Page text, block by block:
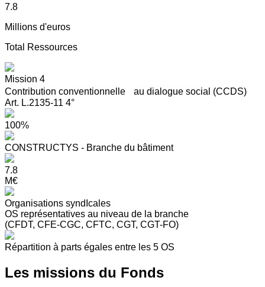
7.8
Millions d'euros
Total Ressources
Mission 4
Contribution conventionnelle au dialogue social (CCDS)
Art. L.2135-11 4°
100%
CONSTRUCTYS - Branche du bâtiment
7.8
M€
Organisations syndIcales
OS représentatives au niveau de la branche
(CFDT, CFE-CGC, CFTC, CGT, CGT-FO)
Répartition à parts égales entre les 5 OS
Les missions du Fonds